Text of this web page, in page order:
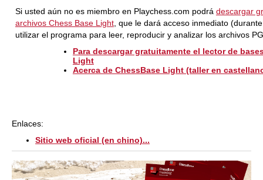
Si usted aún no es miembro en Playchess.com podrá descargar
archivos Chess Base Light, que le dará acceso inmediato
utilizar el programa para leer, reproducir y analizar los archivos
Para descargar gratuitamente el lector de
Light
Acerca de ChessBase Light (taller en
Enlaces:
Sitio web oficial (en chino)...